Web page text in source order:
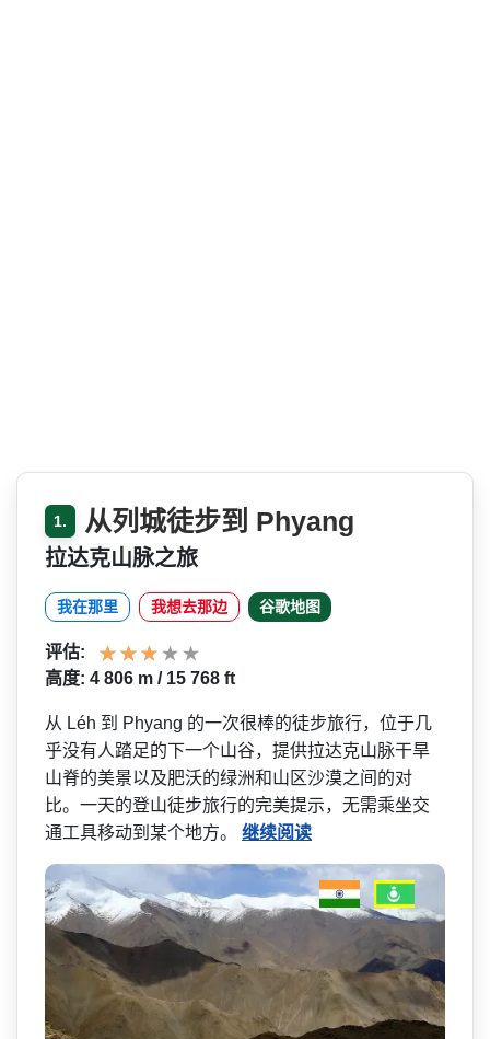
1. 从列城徒步到 Phyang
拉达克山脉之旅
我在那里 我想去那边 谷歌地图
评估:
高度: 4 806 m / 15 768 ft
从 Léh 到 Phyang 的一次很棒的徒步旅行，位于­几
乎没有人踏足的下一个山谷，提供拉达克山脉干旱
山­脊的美景以及肥沃的绿洲和山区沙漠之间的对
比。一天­的登山徒步旅行的完美提示，无需乘坐交
通工具移动到­某个地方。 继续阅读